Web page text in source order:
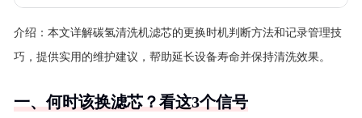
介绍： 本文详解碳氢清洗机滤芯的更换时机判断方法和记录管理技
巧，提供实用的维护建议，帮助延长设备寿命并保持清洗效果。
一、何时该换滤芯？看这3个信号